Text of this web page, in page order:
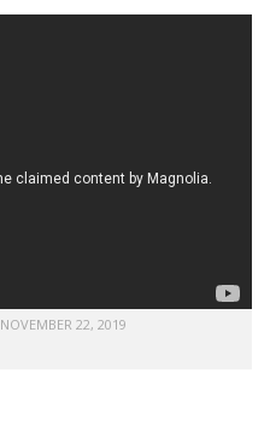
NOVEMBER 22, 2019